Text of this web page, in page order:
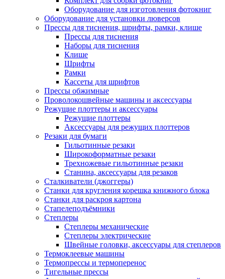
Оборудование для изготовления фотокниг
Оборудование для установки люверсов
Прессы для тиснения, шрифты, рамки, клише
Прессы для тиснения
Наборы для тиснения
Клише
Шрифты
Рамки
Кассеты для шрифтов
Прессы обжимные
Проволокошвейные машины и аксессуары
Режущие плоттеры и аксессуары
Режущие плоттеры
Аксессуары для режущих плоттеров
Резаки для бумаги
Гильотинные резаки
Широкоформатные резаки
Трехножевые гильотинные резаки
Станина, аксессуары для резаков
Сталкиватели (джоггеры)
Станки для кругления корешка книжного блока
Станки для раскроя картона
Стапелеподъёмники
Степлеры
Степлеры механические
Степлеры электрические
Швейные головки, аксессуары для степлеров
Термоклеевые машины
Термопрессы и термоперенос
Тигельные прессы